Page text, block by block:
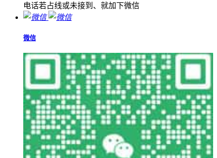
电话若占线或未接到、就加下微信
微信